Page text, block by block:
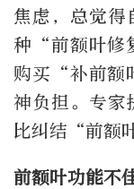
焦虑，总觉得
种“前额叶
购买“补前额
神负担。专家
比纠结“前额
前额叶功能不